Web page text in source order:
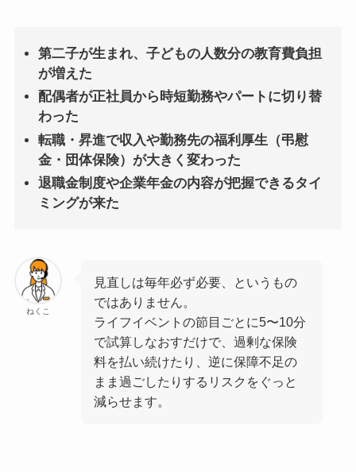
第二子が生まれ、子どもの人数分の教育費負担
が増えた
配偶者が正社員から時短勤務やパートに切り替
わった
転職・昇進で収入や勤務先の福利厚生（弔慰
金・団体保険）が大きく変わった
退職金制度や企業年金の内容が把握できるタイ
ミングが来た
ねくこ
見直しは毎年必ず必要、というもの
ではありません。
ライフイベントの節目ごとに5〜10分
で試算しなおすだけで、過剰な保険
料を払い続けたり、逆に保障不足の
まま過ごしたりするリスクをぐっと
減らせます。